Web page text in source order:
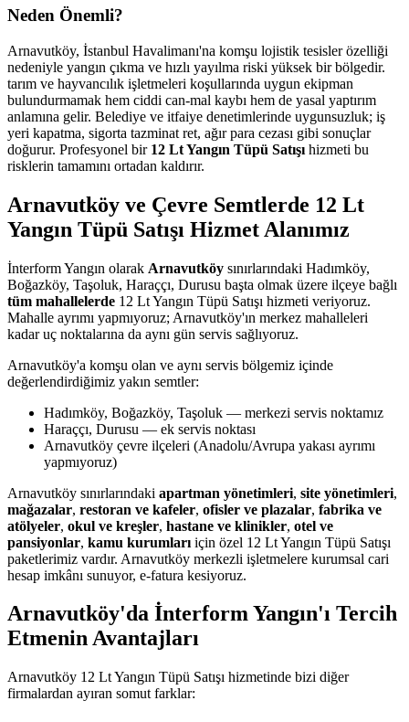
Neden Önemli?
Arnavutköy, İstanbul Havalimanı'na komşu lojistik tesisler özelliği
nedeniyle yangın çıkma ve hızlı yayılma riski yüksek bir bölgedir.
tarım ve hayvancılık işletmeleri koşullarında uygun ekipman
bulundurmamak hem ciddi can-mal kaybı hem de yasal yaptırım
anlamına gelir. Belediye ve itfaiye denetimlerinde uygunsuzluk; iş
yeri kapatma, sigorta tazminat ret, ağır para cezası gibi sonuçlar
doğurur. Profesyonel bir 12 Lt Yangın Tüpü Satışı hizmeti bu
risklerin tamamını ortadan kaldırır.
Arnavutköy ve Çevre Semtlerde 12 Lt
Yangın Tüpü Satışı Hizmet Alanımız
İnterform Yangın olarak Arnavutköy sınırlarındaki Hadımköy,
Boğazköy, Taşoluk, Haraççı, Durusu başta olmak üzere ilçeye bağlı
tüm mahallelerde 12 Lt Yangın Tüpü Satışı hizmeti veriyoruz.
Mahalle ayrımı yapmıyoruz; Arnavutköy'ın merkez mahalleleri
kadar uç noktalarına da aynı gün servis sağlıyoruz.
Arnavutköy'a komşu olan ve aynı servis bölgemiz içinde
değerlendirdiğimiz yakın semtler:
Hadımköy, Boğazköy, Taşoluk — merkezi servis noktamız
Haraççı, Durusu — ek servis noktası
Arnavutköy çevre ilçeleri (Anadolu/Avrupa yakası ayrımı
yapmıyoruz)
Arnavutköy sınırlarındaki apartman yönetimleri, site yönetimleri,
mağazalar, restoran ve kafeler, ofisler ve plazalar, fabrika ve
atölyeler, okul ve kreşler, hastane ve klinikler, otel ve
pansiyonlar, kamu kurumları için özel 12 Lt Yangın Tüpü Satışı
paketlerimiz vardır. Arnavutköy merkezli işletmelere kurumsal cari
hesap imkânı sunuyor, e-fatura kesiyoruz.
Arnavutköy'da İnterform Yangın'ı Tercih
Etmenin Avantajları
Arnavutköy 12 Lt Yangın Tüpü Satışı hizmetinde bizi diğer
firmalardan ayıran somut farklar: